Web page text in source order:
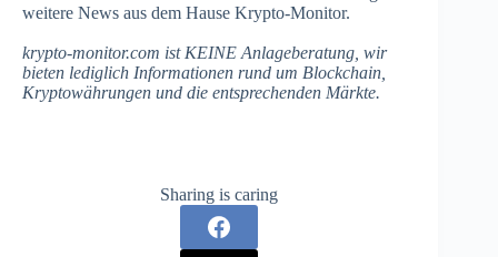
weitere News aus dem Hause Krypto-Monitor.
krypto-monitor.com ist KEINE Anlageberatung, wir
bieten lediglich Informationen rund um Blockchain,
Kryptowährungen und die entsprechenden Märkte.
Sharing is caring